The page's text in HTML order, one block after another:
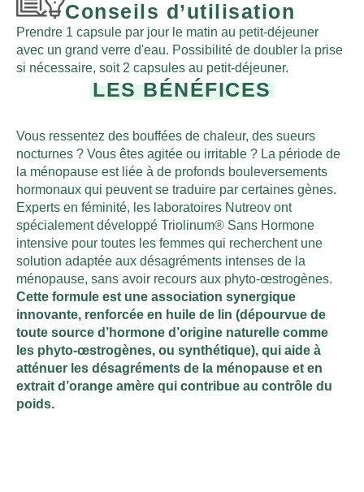
Conseils d’utilisation
Prendre 1 capsule par jour le matin au petit-déjeuner
avec un grand verre d'eau. Possibilité de doubler la prise
si nécessaire, soit 2 capsules au petit-déjeuner.
LES BÉNÉFICES
Vous ressentez des bouffées de chaleur, des sueurs
nocturnes ? Vous êtes agitée ou irritable ? La période de
la ménopause est liée à de profonds bouleversements
hormonaux qui peuvent se traduire par certaines gènes.
Experts en féminité, les laboratoires Nutreov ont
spécialement développé Triolinum® Sans Hormone
intensive pour toutes les femmes qui recherchent une
solution adaptée aux désagréments intenses de la
ménopause, sans avoir recours aux phyto-œstrogènes.
Cette formule est une association synergique
innovante, renforcée en huile de lin (dépourvue de
toute source d’hormone d’origine naturelle comme
les phyto-œstrogènes, ou synthétique), qui aide à
atténuer les désagréments de la ménopause et en
extrait d’orange amère qui contribue au contrôle du
poids.